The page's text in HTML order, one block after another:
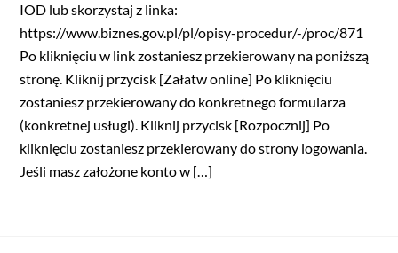
IOD lub skorzystaj z linka:
https://www.biznes.gov.pl/pl/opisy-procedur/-/proc/871
Po kliknięciu w link zostaniesz przekierowany na poniższą
stronę. Kliknij przycisk [Załatw online] Po kliknięciu
zostaniesz przekierowany do konkretnego formularza
(konkretnej usługi). Kliknij przycisk [Rozpocznij] Po
kliknięciu zostaniesz przekierowany do strony logowania.
Jeśli masz założone konto w […]